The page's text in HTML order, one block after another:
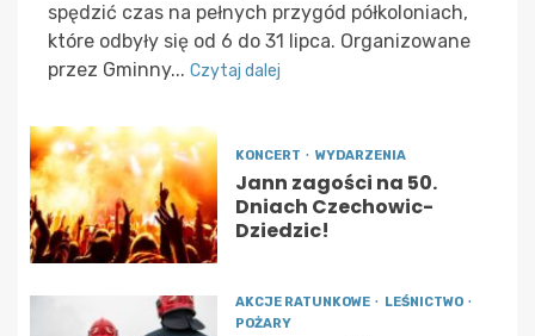
spędzić czas na pełnych przygód półkoloniach,
które odbyły się od 6 do 31 lipca. Organizowane
przez Gminny... Czytaj dalej
KONCERT WYDARZENIA
Jann zagości na 50.
Dniach Czechowic-
Dziedzic!
AKCJE RATUNKOWE
LEŚNICTWO
POŻARY